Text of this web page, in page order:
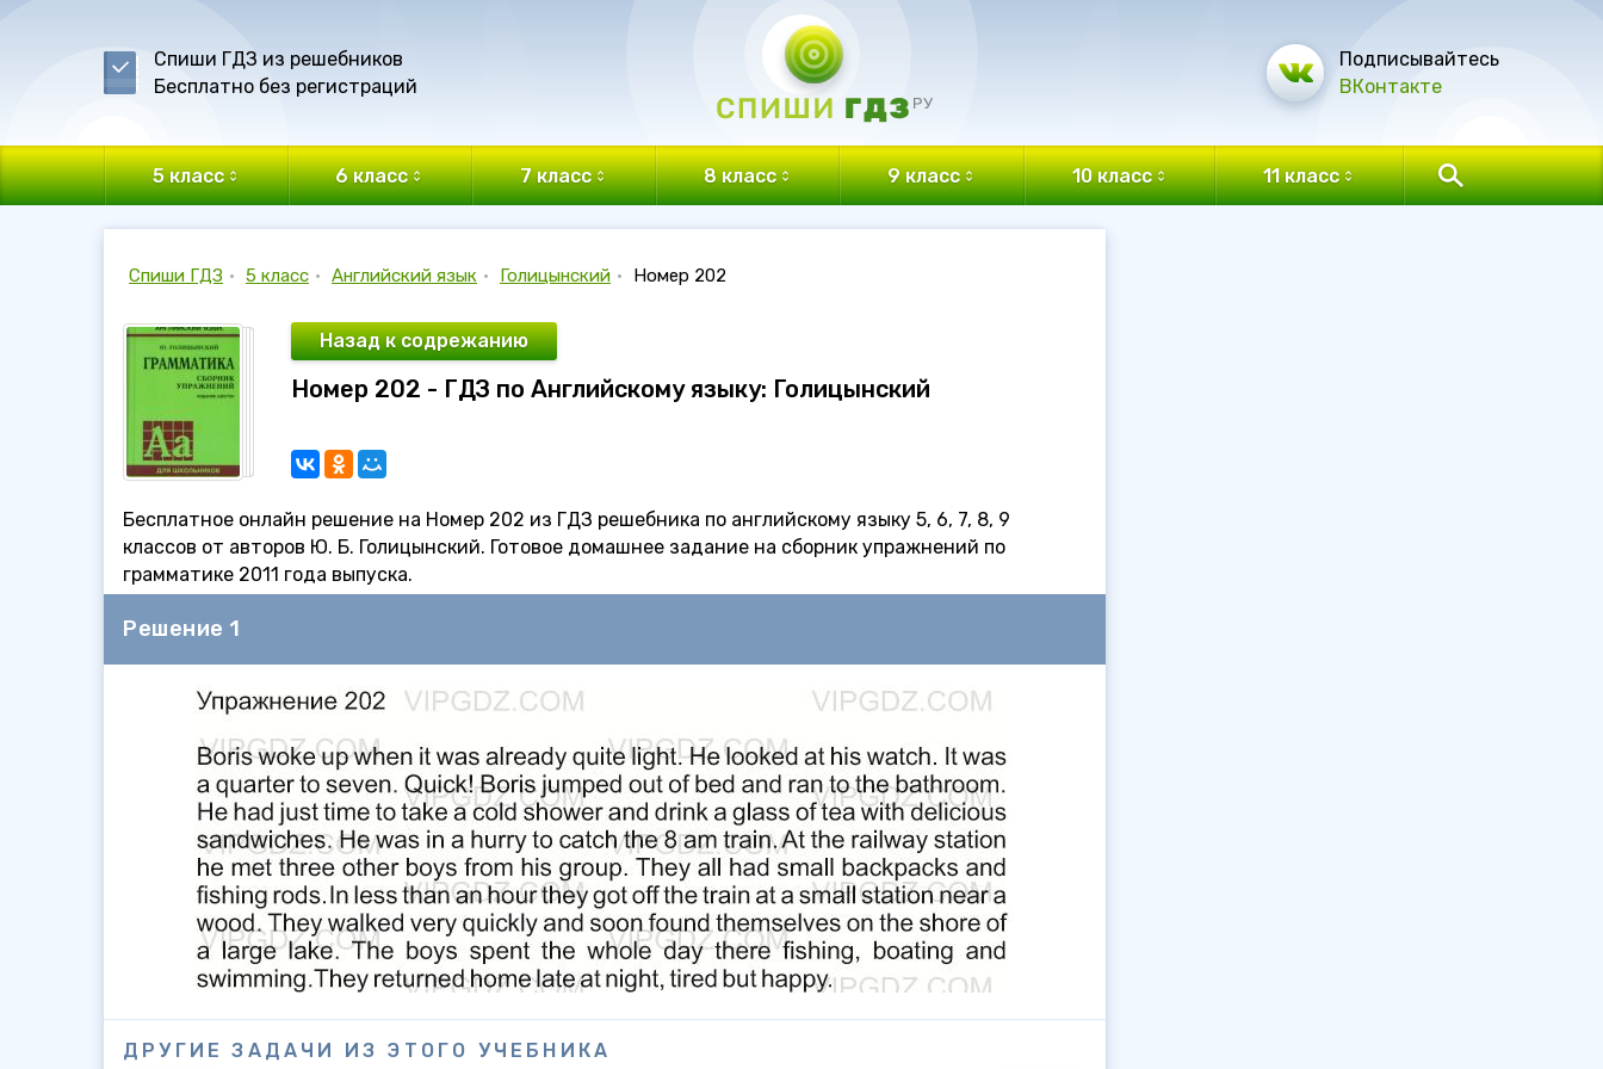
Спиши ГДЗ из решебников
Бесплатно без регистраций
Подписывайтесь
ВКонтакте
5 класс 6 класс 7 класс 8 класс 9 класс 10 класс 11 класс
Спиши ГДЗ • 5 класс • Английский язык • Голицынский • Номер 202
Назад к содрежанию
Номер 202 - ГДЗ по Английскому языку: Голицынский
Бесплатное онлайн решение на Номер 202 из ГДЗ решебника по английскому языку 5, 6, 7, 8, 9
классов от авторов Ю. Б. Голицынский. Готовое домашнее задание на сборник упражнений по
грамматике 2011 года выпуска.
Решение 1
ДРУГИЕ ЗАДАЧИ ИЗ ЭТОГО УЧЕБНИКА